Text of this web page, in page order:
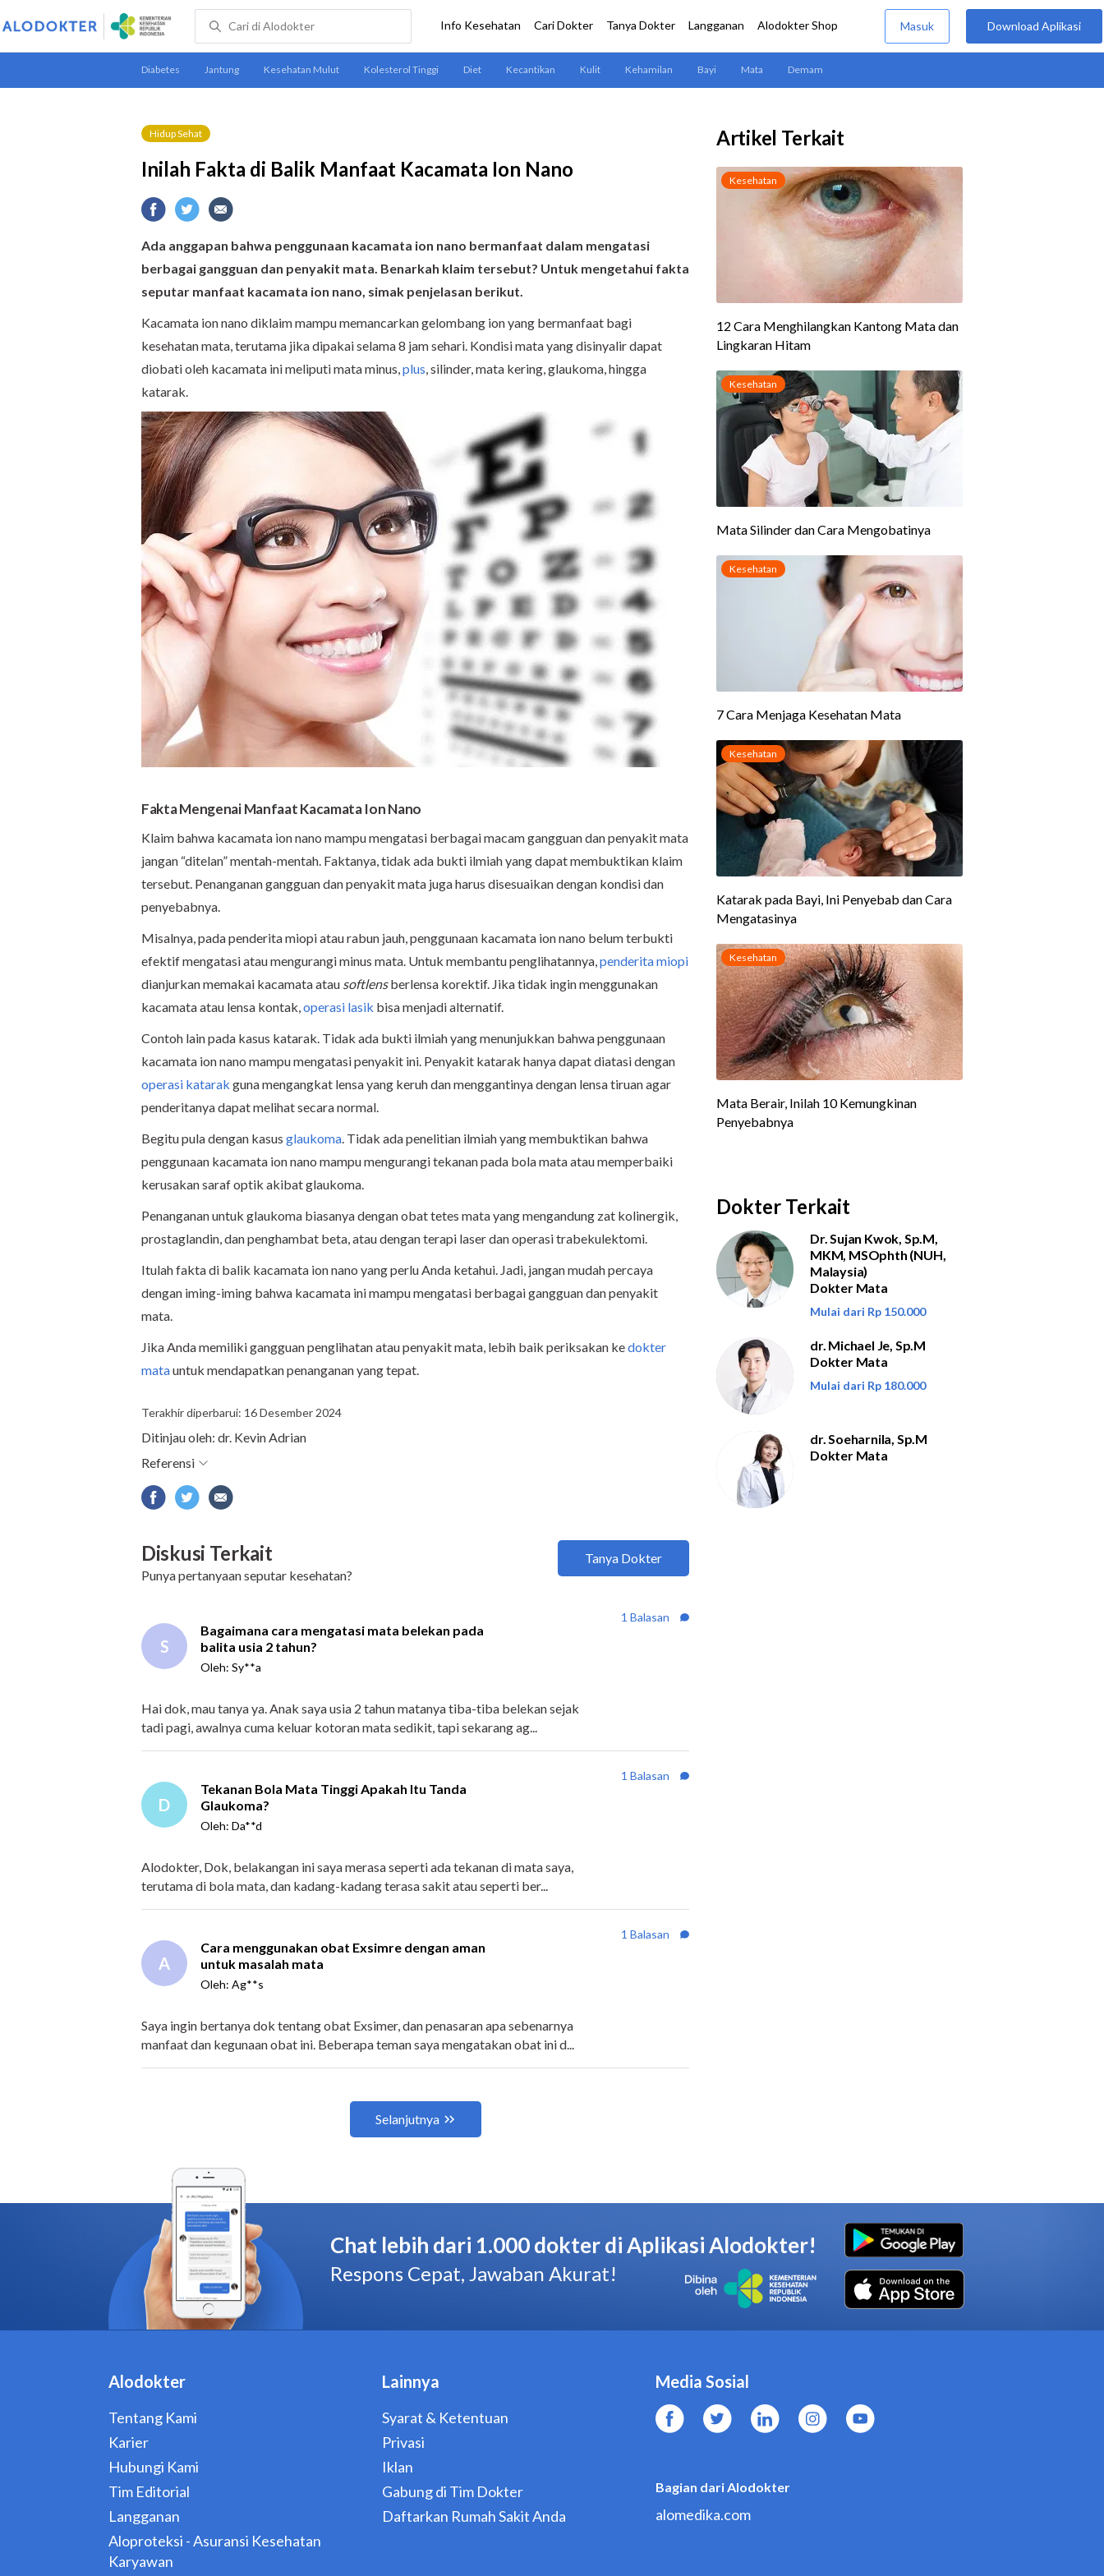
Hidup Sehat
Inilah Fakta di Balik Manfaat Kacamata Ion Nano
Ada anggapan bahwa penggunaan kacamata ion nano bermanfaat dalam mengatasi
berbagai gangguan dan penyakit mata. Benarkah klaim tersebut? Untuk mengetahui fakta
seputar manfaat kacamata ion nano, simak penjelasan berikut.
Kacamata ion nano diklaim mampu memancarkan gelombang ion yang bermanfaat bagi
kesehatan mata, terutama jika dipakai selama 8 jam sehari. Kondisi mata yang disinyalir dapat
diobati oleh kacamata ini meliputi mata minus,plus, silinder, mata kering, glaukoma, hingga
katarak.
Fakta MengenaiManfaatKacamata Ion Nano
Klaim bahwa kacamata ion nano mampu mengatasi berbagai macam gangguan dan penyakit mata
jangan “ditelan” mentah-mentah. Faktanya, tidak ada bukti ilmiah yang dapat membuktikan klaim
tersebut. Penanganan gangguan dan penyakit mata juga harus disesuaikan dengan kondisi dan
penyebabnya.
Misalnya, pada penderita miopi atau rabun jauh, penggunaan kacamata ion nano belum terbukti
efektif mengatasi atau mengurangi minus mata. Untuk membantu penglihatannya,penderita miopi
dianjurkan memakai kacamata atau softlensberlensa korektif. Jika tidak ingin menggunakan
kacamata atau lensa kontak,operasi lasik bisa menjadi alternatif.
Contoh lain pada kasus katarak. Tidak ada bukti ilmiah yang menunjukkan bahwa penggunaan
kacamata ion nano mampu mengatasi penyakit ini. Penyakit katarak hanya dapat diatasi dengan
operasi katarak guna mengangkat lensa yang keruh dan menggantinya dengan lensa tiruan agar
penderitanya dapat melihat secara normal.
Begitu pula dengan kasus glaukoma. Tidak ada penelitian ilmiah yang membuktikan bahwa
penggunaan kacamata ion nano mampu mengurangi tekanan pada bola mata atau memperbaiki
kerusakan saraf optik akibat glaukoma.
Penanganan untuk glaukoma biasanya dengan obat tetes mata yang mengandung zat kolinergik,
prostaglandin, dan penghambat beta, atau dengan terapi laser dan operasi trabekulektomi.
Itulah fakta di balik kacamata ion nano yang perlu Anda ketahui. Jadi, jangan mudah percaya
dengan iming-iming bahwa kacamata ini mampu mengatasi berbagai gangguan dan penyakit
mata.
Jika Anda memiliki gangguan penglihatan atau penyakit mata, lebih baik periksakan kedokter
matauntuk mendapatkan penanganan yang tepat.
Terakhir diperbarui: 16 Desember 2024
Artikel Terkait
Dokter Terkait